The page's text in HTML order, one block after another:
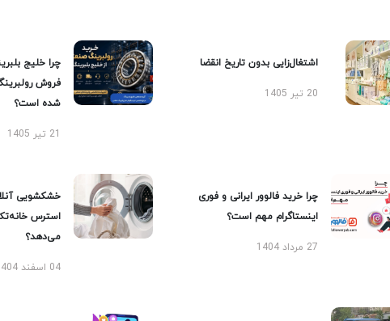
اشتغال‌زایی بدون تاریخ انقضا
20 تیر 1405
چرا خلیج
فروش
شده است؟
21 تیر 1405
چرا خرید فالوور ایرانی و فوری
اینستاگرام مهم است؟
27 مرداد 1404
خشکشویی
استرس
می‌دهد؟
04 اسفند 1404